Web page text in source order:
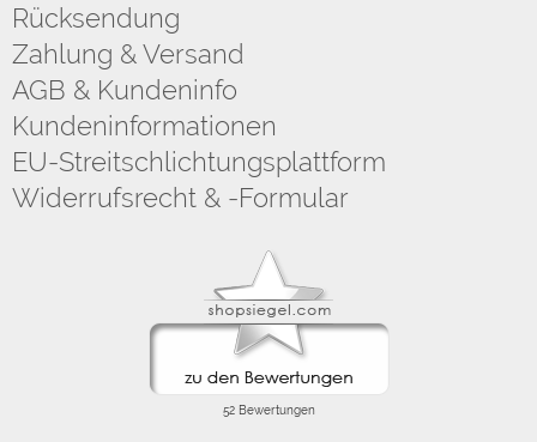
Rücksendung
Zahlung & Versand
AGB & Kundeninfo
Kundeninformationen
EU-Streitschlichtungsplattform
Widerrufsrecht & -Formular